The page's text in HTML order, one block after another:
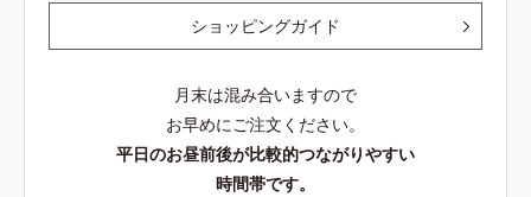
ショッピングガイド
月末は混み合いますので
お早めにご注文ください。
平日のお昼前後が比較的つながりやすい
時間帯です。